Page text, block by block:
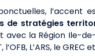
l’accent
de stratégies
avec la Région Ile-
l’OFB, L’ARS, le GREC